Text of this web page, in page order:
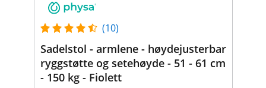
(10)
Sadelstol - armlene - høydejusterbar
ryggstøtte og setehøyde - 51 - 61 cm
- 150 kg - Fiolett